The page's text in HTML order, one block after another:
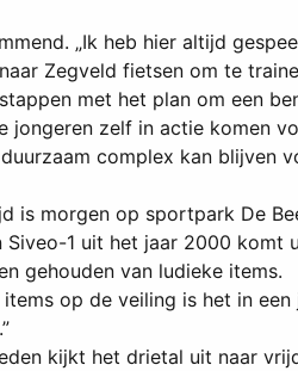
„Ik heb hier altijd
Zegveld fietsen om te
met het plan om een
jongeren zelf in actie komen
complex kan blijven
is morgen op sportpark De
Siveo-1 uit het jaar 2000
gehouden van ludieke items.
items op de veiling is het in
kijkt het drietal uit naar